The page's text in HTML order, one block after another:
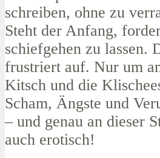
schreiben, ohne zu
Steht der Anfang,
schiefgehen zu lassen.
frustriert auf. Nur um
Kitsch und die
Scham, Ängste und
– und genau an dieser
auch erotisch!